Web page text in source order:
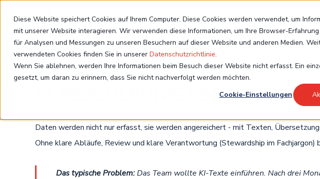
Diese Website speichert Cookies auf Ihrem Computer. Diese Cookies werden verwendet, um
mit unserer Website interagieren. Wir verwenden diese Informationen, um Ihre Browser-
für Analysen und Messungen zu unseren Besuchern auf dieser Website und anderen Medien.
verwendeten Cookies finden Sie in unserer Datenschutzrichtlinie.
Wenn Sie ablehnen, werden Ihre Informationen beim Besuch dieser Website nicht erfasst. Ein
gesetzt, um daran zu erinnern, dass Sie nicht nachverfolgt werden möchten.
Cookie-Einstellungen
Lösungen
KI-BESCHLEUNIGTE
Daten werden nicht nur erfasst, sie werden angereichert - mit Texten,
Ohne klare Abläufe, Review und klare Verantwortung (Stewardship im
Das typische Problem:Das Team wollte KI-Texte einführen. Nach drei